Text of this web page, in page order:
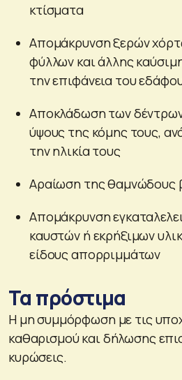
κτίσματα
Απομάκρυνση ξερών
φύλλων και άλλης
την επιφάνεια του
Αποκλάδωση των
ύψους της κόμης τους,
την ηλικία τους
Αραίωση της θαμνώδους
Απομάκρυνση
καυστών ή εκρήξιμων
είδους απορριμμάτων
Τα πρόστιμα
Η μη συμμόρφωση με τις
καθαρισμού και δήλωσης
κυρώσεις.